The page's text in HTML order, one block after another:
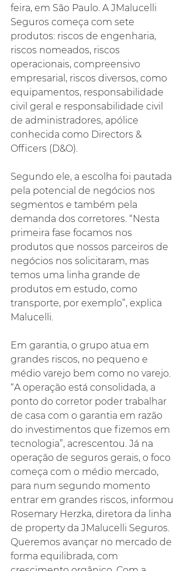
feira, em São Paulo. A JMalucelli
Seguros começa com sete
produtos: riscos de engenharia,
riscos nomeados, riscos
operacionais, compreensivo
empresarial, riscos diversos, como
equipamentos, responsabilidade
civil geral e responsabilidade civil
de administradores, apólice
conhecida como Directors &
Officers (D&O).
Segundo ele, a escolha foi pautada
pela potencial de negócios nos
segmentos e também pela
demanda dos corretores. “Nesta
primeira fase focamos nos
produtos que nossos parceiros de
negócios nos solicitaram, mas
temos uma linha grande de
produtos em estudo, como
transporte, por exemplo”, explica
Malucelli.
Em garantia, o grupo atua em
grandes riscos, no pequeno e
médio varejo bem como no varejo.
“A operação está consolidada, a
ponto do corretor poder trabalhar
de casa com o garantia em razão
do investimentos que fizemos em
tecnologia”, acrescentou. Já na
operação de seguros gerais, o foco
começa com o médio mercado,
para num segundo momento
entrar em grandes riscos, informou
Rosemary Herzka, diretora da linha
de property da JMalucelli Seguros.
Queremos avançar no mercado de
forma equilibrada, com